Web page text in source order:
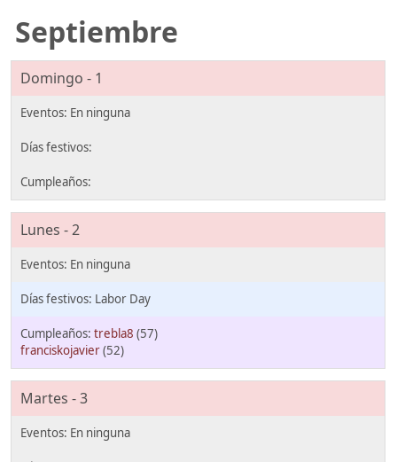
Septiembre
Domingo - 1
Lunes - 2
Labor Day
trebla8 (57)
franciskojavier(52)
Martes - 3